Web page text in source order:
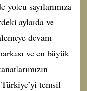
sayılarımıza
aylarda ve
devam
ve en büyük
temsil